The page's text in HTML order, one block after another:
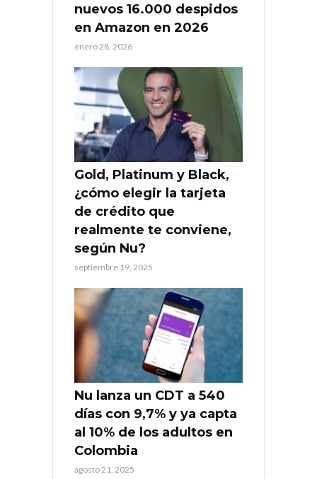
nuevos 16.000 despidos
en Amazon en 2026
enero 28, 2026
Gold, Platinum y Black,
¿cómo elegir la tarjeta
de crédito que
realmente te conviene,
según Nu?
septiembre 19, 2025
Nu lanza un CDT a 540
días con 9,7% y ya capta
al 10% de los adultos en
Colombia
agosto 21, 2025